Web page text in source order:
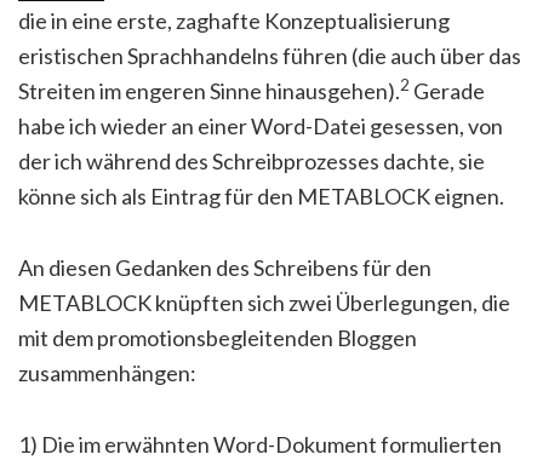
die in eine erste, zaghafte Konzeptualisierung
eristischen Sprachhandelns führen (die auch über das
Streiten im engeren Sinne hinausgehen).2 Gerade
habe ich wieder an einer Word-Datei gesessen, von
der ich während des Schreibprozesses dachte, sie
könne sich als Eintrag für den METABLOCK eignen.
An diesen Gedanken des Schreibens für den
METABLOCK knüpften sich zwei Überlegungen, die
mit dem promotionsbegleitenden Bloggen
zusammenhängen:
1) Die im erwähnten Word-Dokument formulierten